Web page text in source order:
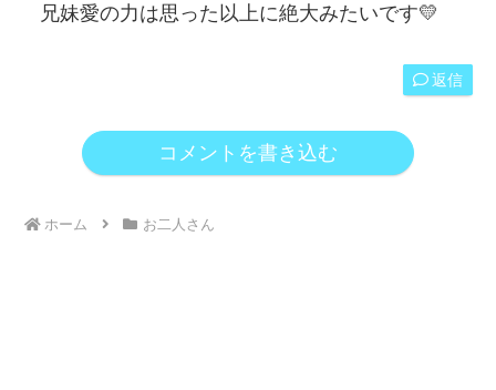
兄妹愛の力は思った以上に絶大みたいです💛
返信
コメントを書き込む
ホーム お二人さん